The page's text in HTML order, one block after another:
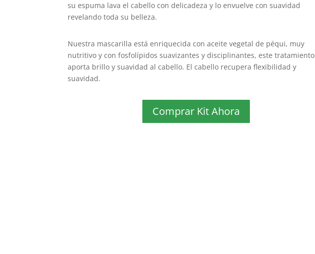
su espuma lava el cabello con delicadeza y lo envuelve con suavidad
revelando toda su belleza.
Nuestra mascarilla está enriquecida con aceite vegetal de péqui, muy
nutritivo y con fosfolípidos suavizantes y disciplinantes, este tratamiento
aporta brillo y suavidad al cabello. El cabello recupera flexibilidad y
suavidad.
Comprar Kit Ahora